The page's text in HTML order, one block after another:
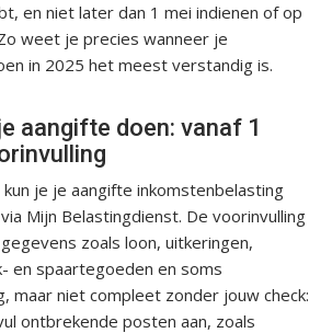
en niet later dan 1 mei indienen of op
weet je precies wanneer je
in 2025 het meest verstandig is.
aangifte doen: vanaf 1
je je aangifte inkomstenbelasting
Mijn Belastingdienst. De voorinvulling
zoals loon, uitkeringen,
en spaartegoeden en soms
maar niet compleet zonder jouw check:
ontbrekende posten aan, zoals